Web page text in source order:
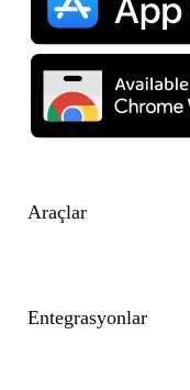
Araçlar
Entegrasyonlar